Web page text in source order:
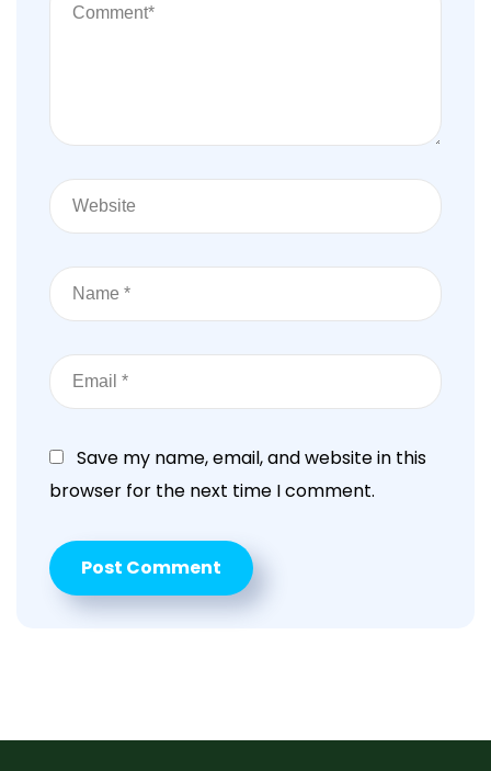
Save my name, email, and website in this
browser for the next time I comment.